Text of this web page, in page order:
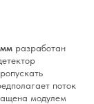
разработан
поток
модулем